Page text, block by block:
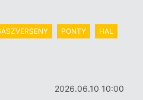
PONTY HAL
2026.06.10 10:00